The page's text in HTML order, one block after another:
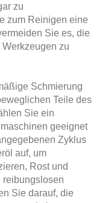
zu
zum Reinigen eine
Sie es, die
zu
Schmierung
Teile des
Sie ein
geeignet
Zyklus
auf, um
Rost und
reibungslosen
Sie darauf, die